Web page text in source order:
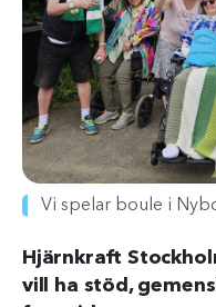
Vi spelar boule i
Hjärnkraft
vill ha stöd,